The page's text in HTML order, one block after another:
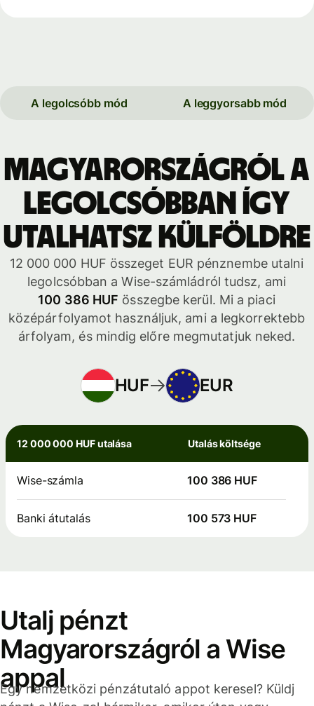
A legolcsóbb mód A leggyorsabb mód
Magyarországról a
legolcsóbban így
utalhatsz külföldre
12 000 000 HUF összeget EUR pénznembe utalni
legolcsóbban a Wise-számládról tudsz, ami
100 386 HUF összegbe kerül. Mi a piaci
középárfolyamot használjuk, ami a legkorrektebb
árfolyam, és mindig előre megmutatjuk neked.
HUF EUR
12 000 000 HUF utalása Utalás költsége
Wise-számla 100 386 HUF
Banki átutalás 100 573 HUF
Utalj pénzt
Magyarországról a Wise
appal
Egy nemzetközi pénzátutaló appot keresel? Küldj